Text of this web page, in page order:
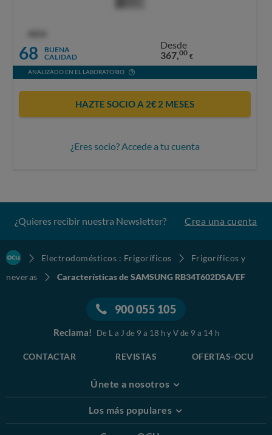
68
BUENA
CALIDAD
Desde
367,00 €
ANALIZADO EN EL LABORATORIO
HAZTE SOCIO A 2€ 2 MESES
¿Eres socio? Accede a tu cuenta
¿Quieres recibir nuestra Newsletter? Crea una cuenta
Electrodomésticos : Frigoríficos
Frigoríficos y
neveras
Características de SAMSUNG RB34T602DSA/EF
900 055 105
Reclama! De L a J de 9 a 18 h y V de 9 a 14 h
CONTACTAR REVISTAS OFERTAS-OCU
Únete a nosotros
Los más populares